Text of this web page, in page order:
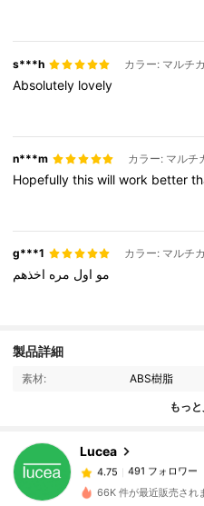
s***h
Absolutely lovely
n***m
Hopefullythiswillwork better
g***1
مو اول مره اخذهم
製品詳細
素材: ABS樹脂
もっ
Lucea
491 フォロワー
4.75
491 フォロワー
d***iは16時間前に購入
66K 件が最近販売され